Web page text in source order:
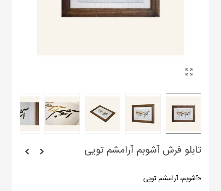
تابلو فرش آشوبم آرامشم تویی
«آشوبم، آرامشم تویی